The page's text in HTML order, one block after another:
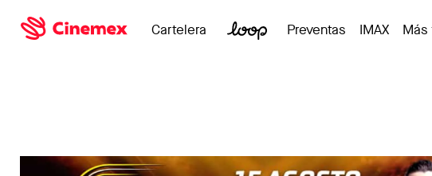
Cartelera Preventas IMAX Más